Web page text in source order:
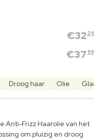
€32 29
€37 99
Droog haar Olie Glad
Anti-Frizz Haarolie van het
om pluizig en droog